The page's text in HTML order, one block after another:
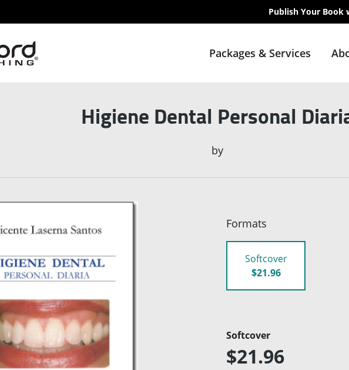
Publish Your Book
Packages & Services
Higiene Dental Personal
by
Formats
Softcover
$21.96
Softcover
$21.96